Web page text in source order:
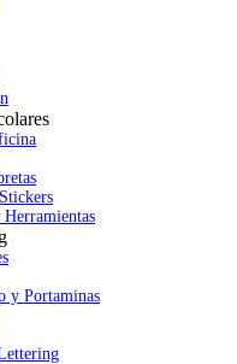
y Portaminas